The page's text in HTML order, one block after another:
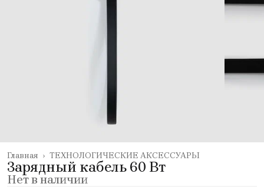
ТЕХНОЛОГИЧЕСКИЕ АКСЕССУАРЫ
Главная ›
Зарядный кабель 60 Вт
Нет в наличии